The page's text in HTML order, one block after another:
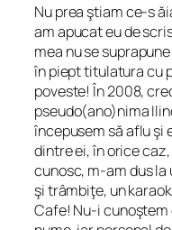
Nu prea ştiam ce-s
am apucat eu de
mea nu se
în piept titulatura cu
poveste! În 2008,
pseudo(ano)nima
începusem să aflu şi
dintre ei, în orice
cunosc, m-am dus
şi trâmbiţe, un
Cafe! Nu-i